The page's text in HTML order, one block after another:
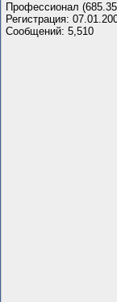
Профессионал
Регистрация:
Сообщений: 5,510